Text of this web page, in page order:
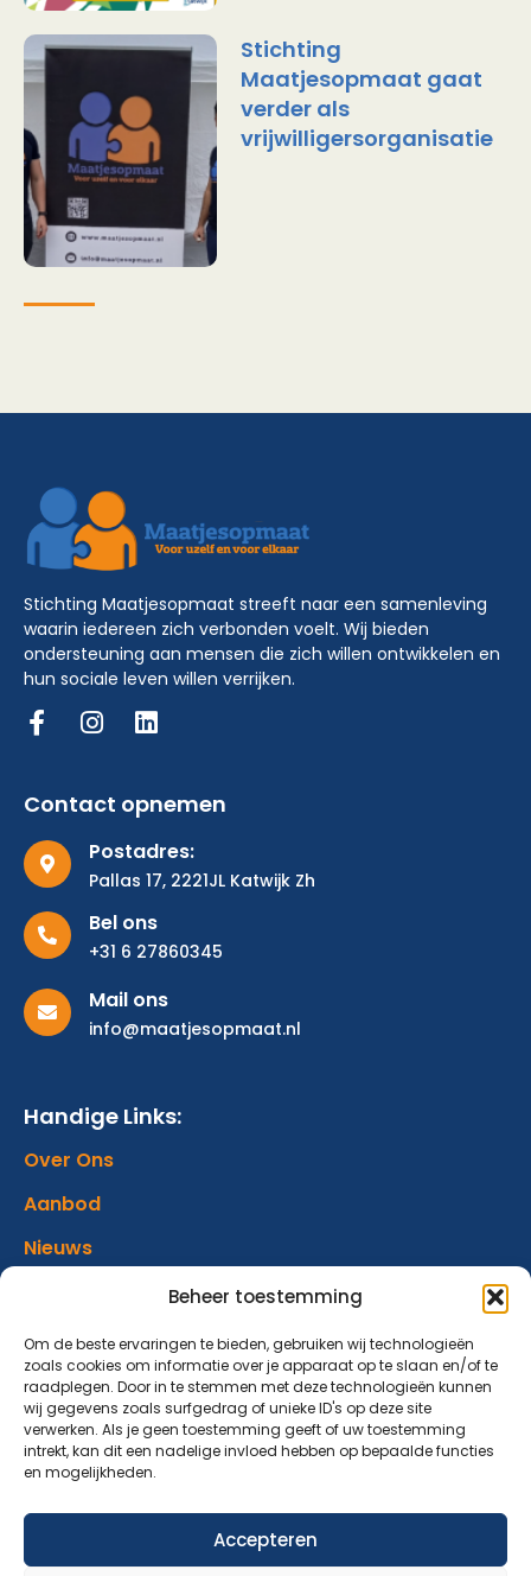
Beheer toestemming
Om de beste ervaringen te bieden, gebruiken wij technologieën
zoals cookies om informatie over je apparaat op te slaan en/of te
raadplegen. Door in te stemmen met deze technologieën kunnen
wij gegevens zoals surfgedrag of unieke ID's op deze site
verwerken. Als je geen toestemming geeft of uw toestemming
intrekt, kan dit een nadelige invloed hebben op bepaalde functies
en mogelijkheden.
Accepteren
Stichting
Maatjesopmaat gaat
verder als
vrijwilligersorganisatie
Stichting Maatjesopmaat streeft naar een samenleving
waarin iedereen zich verbonden voelt. Wij bieden
ondersteuning aan mensen die zich willen ontwikkelen en
hun sociale leven willen verrijken.
Contact opnemen
Postadres:
Pallas 17, 2221JL Katwijk Zh
Bel ons
+31 6 27860345
Mail ons
info@maatjesopmaat.nl
Handige Links:
Over Ons
Aanbod
Nieuws
Donatie
Contact
Abonneer op onze nieuwsbrief